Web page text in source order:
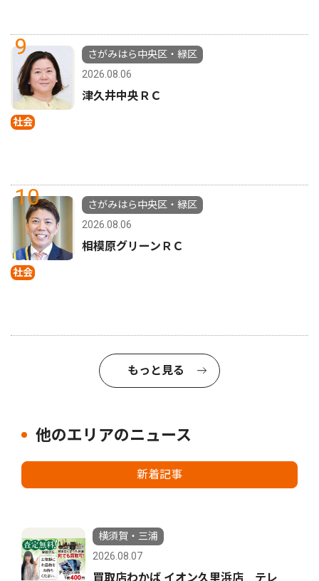
9
社会
さがみはら中央区・緑区
2026.08.06
津久井中央ＲＣ
10
社会
さがみはら中央区・緑区
2026.08.06
相模原グリーンＲＣ
もっと見る
他のエリアのニュース
新着記事
横須賀・三浦
2026.08.07
買取店わかば イオン久里浜店 テレ